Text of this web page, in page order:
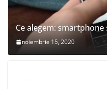
Ce alegem:
noiembrie 15, 2020